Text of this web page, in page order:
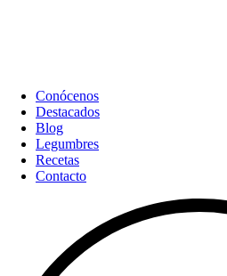
Conócenos
Destacados
Blog
Legumbres
Recetas
Contacto